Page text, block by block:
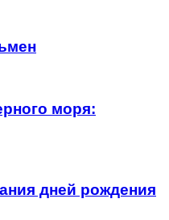
моря:
дней рождения